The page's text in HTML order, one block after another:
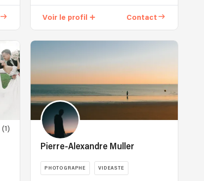
Voir le profil Contact
(1)
Pierre-Alexandre Muller
PHOTOGRAPHE VIDEASTE